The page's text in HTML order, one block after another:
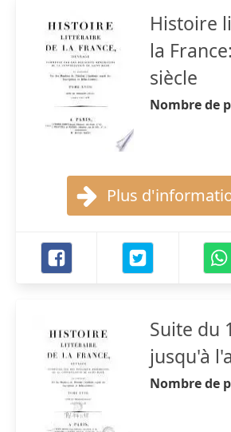
Histoire
la
siècle
Nombre de
Plus
Suite du
jusqu'à
Nombre de